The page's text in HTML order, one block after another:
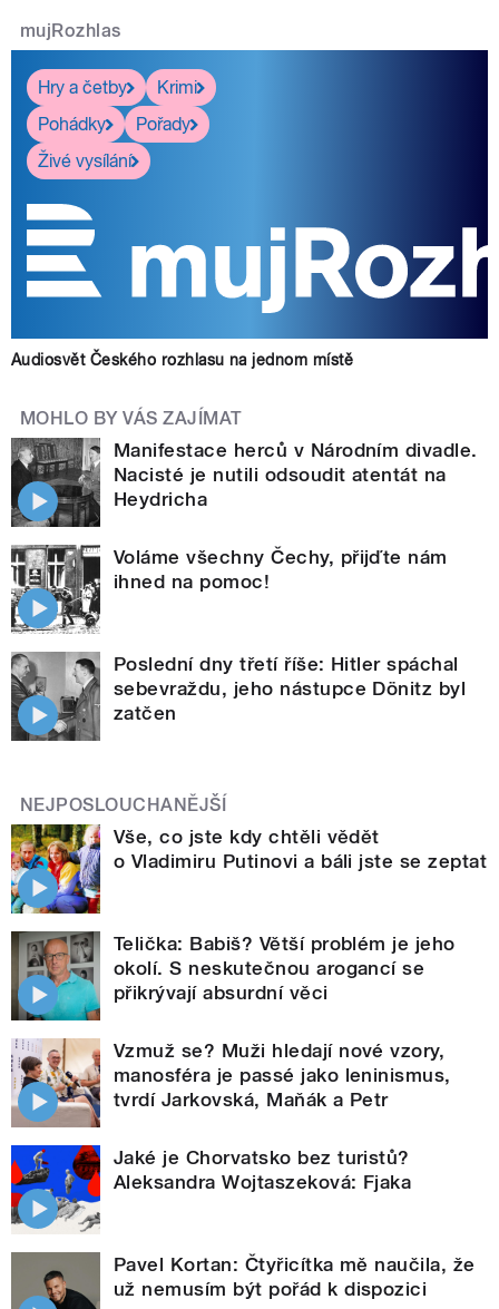
mujRozhlas
Hry a četby
Krimi
Pohádky
Pořady
Živé vysílání
Audiosvět Českého rozhlasu na jednom místě
MOHLO BY VÁS ZAJÍMAT
Manifestace herců v Národním divadle.
Nacisté je nutili odsoudit atentát na
Heydricha
Voláme všechny Čechy, přijďte nám
ihned na pomoc!
Poslední dny třetí říše: Hitler spáchal
sebevraždu, jeho nástupce Dönitz byl
zatčen
NEJPOSLOUCHANĚJŠÍ
Vše, co jste kdy chtěli vědět
o Vladimiru Putinovi a báli jste se zeptat
Telička: Babiš? Větší problém je jeho
okolí. S neskutečnou arogancí se
přikrývají absurdní věci
Vzmuž se? Muži hledají nové vzory,
manosféra je passé jako leninismus,
tvrdí Jarkovská, Maňák a Petr
Jaké je Chorvatsko bez turistů?
Aleksandra Wojtaszeková: Fjaka
Pavel Kortan: Čtyřicítka mě naučila, že
už nemusím být pořád k dispozici